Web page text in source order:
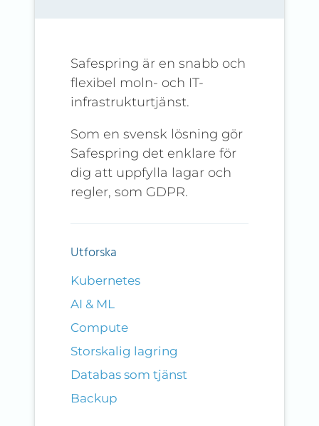
Safespring är en snabb och
flexibel moln- och IT-
infrastrukturtjänst.
Som en svensk lösning gör
Safespring det enklare för
dig att uppfylla lagar och
regler, som GDPR.
Utforska
Kubernetes
AI & ML
Compute
Storskalig lagring
Databas som tjänst
Backup